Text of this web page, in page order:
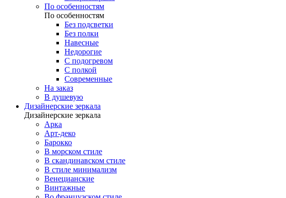
По особенностям
По особенностям
Без подсветки
Без полки
Навесные
Недорогие
С подогревом
С полкой
Современные
На заказ
В душевую
Дизайнерские зеркала
Дизайнерские зеркала
Арка
Арт-деко
Барокко
В морском стиле
В скандинавском стиле
В стиле минимализм
Венецианские
Винтажные